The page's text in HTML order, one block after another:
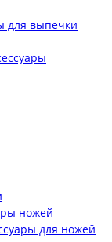
для выпечки
ножей
для ножей